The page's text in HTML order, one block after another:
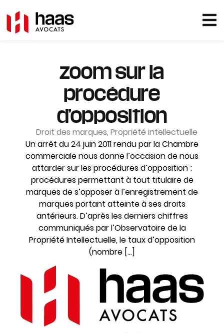
zoom sur la
procédure
d’opposition
Droit des marques, Propriété intellectuelle
Un arrêt du 24 juin 2011 rendu par la Chambre
commerciale nous donne l’occasion de nous
attarder sur les procédures d’opposition ;
procédures permettant à tout titulaire de
marques de s’opposer à l’enregistrement de
marques portant atteinte à ses droits
antérieurs. D’après les derniers chiffres
communiqués par l’Observatoire de la
Propriété Intellectuelle, le taux d’opposition
(nombre […]